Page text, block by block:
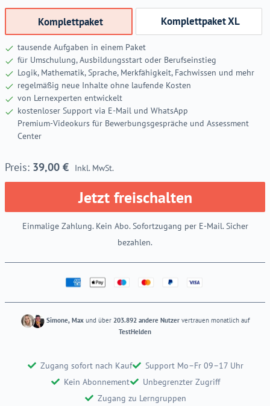
Komplettpaket Komplettpaket XL
tausende Aufgaben in einem Paket
für Umschulung, Ausbildungsstart oder Berufseinstieg
Logik, Mathematik, Sprache, Merkfähigkeit, Fachwissen und mehr
regelmäßig neue Inhalte ohne laufende Kosten
von Lernexperten entwickelt
kostenloser Support via E-Mail und WhatsApp
Premium-Videokurs für Bewerbungsgespräche und Assessment
Center
39,00 € Inkl. MwSt.
Jetzt freischalten
Einmalige Zahlung. Kein Abo. Sofortzugang per E-Mail. Sicher
bezahlen.
Simone, Maxund über 203.892 andere Nutzervertrauen monatlich auf
TestHelden
Zugang sofort nach Kauf
Support Mo–Fr 09–17 Uhr
Kein Abonnement
Unbegrenzter Zugriff
Zugang zu Lerngruppen